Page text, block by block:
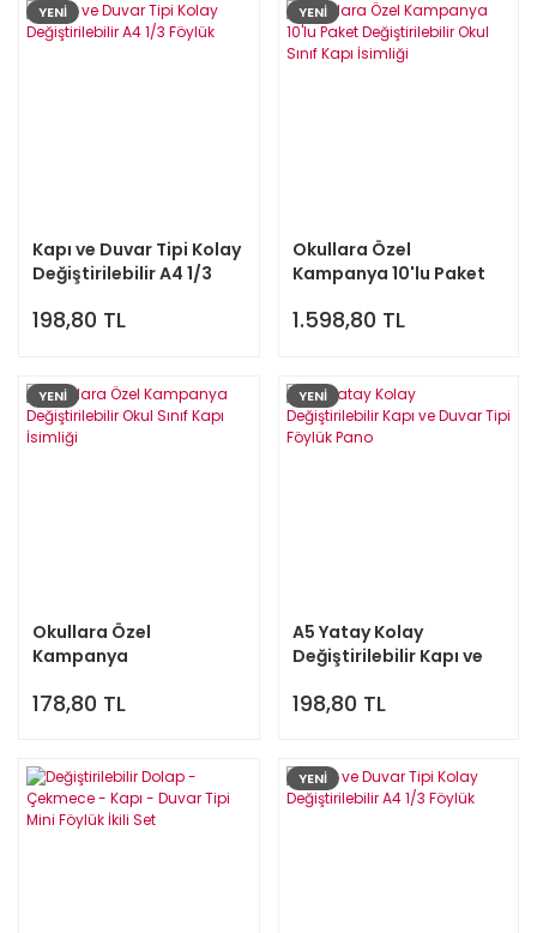
YENİ
Kapı ve Duvar Tipi Kolay
Değiştirilebilir A4 1/3
198,80 TL
YENİ
Okullara Özel
Kampanya 10'lu Paket
Kapı İsimliği
1.598,80 TL
YENİ
Okullara Özel
Kampanya
Kapı İsimliği
178,80 TL
YENİ
A5 Yatay Kolay
Değiştirilebilir Kapı ve
198,80 TL
YENİ